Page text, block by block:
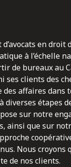
en droit
à l’échelle
de bureaux au
ses clients des
des affaires dans
diverses étapes
sur notre
ainsi que sur
Nous croyons
de nos clients.